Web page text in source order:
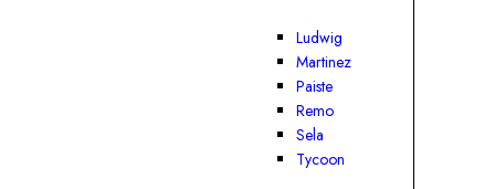
Ludwig
Martinez
Paiste
Remo
Sela
Tycoon